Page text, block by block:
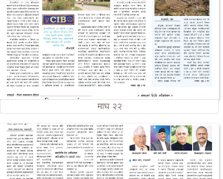
माघ २२